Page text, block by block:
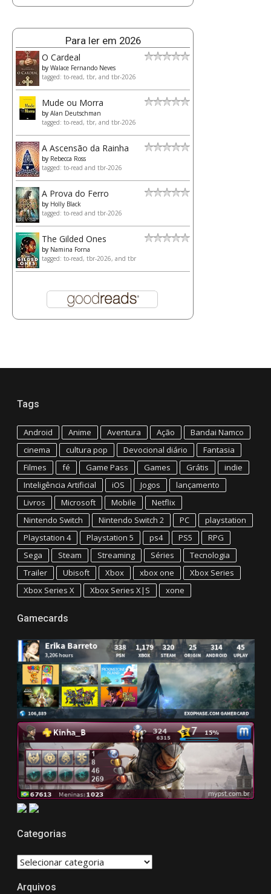
Para ler em 2026
O Cardeal
by Walace Fernando Neves
tagged: to-read, tbr, and tbr-2026
Mude ou Morra
by Alan Deutschman
tagged: to-read, tbr, and tbr-2026
A Ascensão da Rainha
by Rebecca Ross
tagged: to-read and tbr-2026
A Prova do Ferro
by Holly Black
tagged: to-read and tbr-2026
The Gilded Ones
by Namina Forna
tagged: to-read, tbr-2026, and tbr
Tags
Android Anime Aventura Ação
Bandai Namco
cinema
cultura pop Devocional diário
Fantasia
Filmes
fé Game Pass Games Grátis
indie
Inteligência Artificial
iOS Jogos
lançamento
Livros
Microsoft Mobile
Netflix
Nintendo Switch
Nintendo Switch 2 PC
playstation
Playstation 4
Playstation 5 ps4 PS5
RPG
Sega
Steam Streaming Séries
Tecnologia
Trailer
Ubisoft Xbox xbox one
Xbox Series
Xbox Series X
Xbox Series X|S xone
Gamecards
Categorias
CATEGORIAS
Arquivos